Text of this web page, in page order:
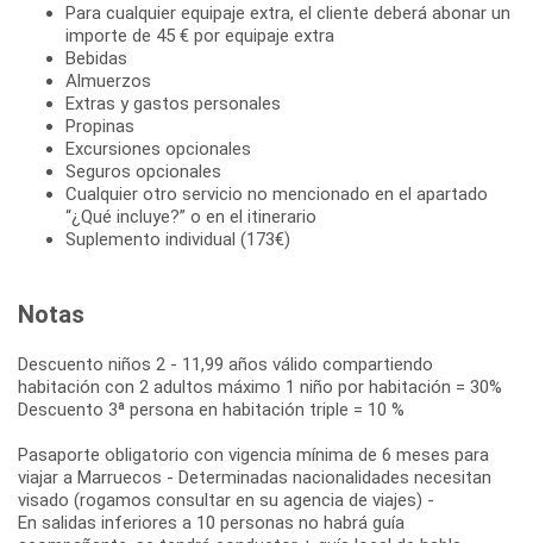
Para cualquier equipaje extra, el cliente deberá abonar un
importe de 45 € por equipaje extra
Bebidas
Almuerzos
Extras y gastos personales
Propinas
Excursiones opcionales
Seguros opcionales
Cualquier otro servicio no mencionado en el apartado
“¿Qué incluye?” o en el itinerario
Suplemento individual (173€)
Notas
Descuento niños 2 - 11,99 años válido compartiendo
habitación con 2 adultos máximo 1 niño por habitación = 30%
Descuento 3ª persona en habitación triple = 10 %
Pasaporte obligatorio con vigencia mínima de 6 meses para
viajar a Marruecos - Determinadas nacionalidades necesitan
visado (rogamos consultar en su agencia de viajes) -
En salidas inferiores a 10 personas no habrá guía